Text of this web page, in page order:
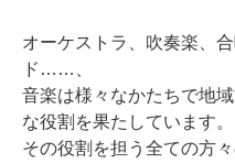
オーケストラ、吹奏楽、
ド……、
音楽は様々なかたちで地
な役割を果たしています。
その役割を担う全ての方